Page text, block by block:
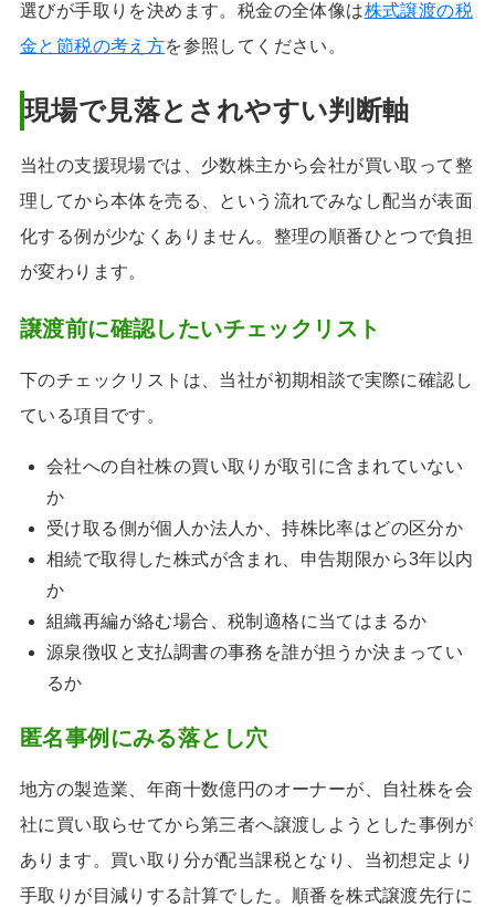
選びが手取りを決めます。税金の全体像は株式譲渡の税
金と節税の考え方を参照してください。
現場で見落とされやすい判断軸
当社の支援現場では、少数株主から会社が買い取って整
理してから本体を売る、という流れでみなし配当が表面
化する例が少なくありません。整理の順番ひとつで負担
が変わります。
譲渡前に確認したいチェックリスト
下のチェックリストは、当社が初期相談で実際に確認し
ている項目です。
会社への自社株の買い取りが取引に含まれていない
か
受け取る側が個人か法人か、持株比率はどの区分か
相続で取得した株式が含まれ、申告期限から3年以内
か
組織再編が絡む場合、税制適格に当てはまるか
源泉徴収と支払調書の事務を誰が担うか決まってい
るか
匿名事例にみる落とし穴
地方の製造業、年商十数億円のオーナーが、自社株を会
社に買い取らせてから第三者へ譲渡しようとした事例が
あります。買い取り分が配当課税となり、当初想定より
手取りが目減りする計算でした。順番を株式譲渡先行に